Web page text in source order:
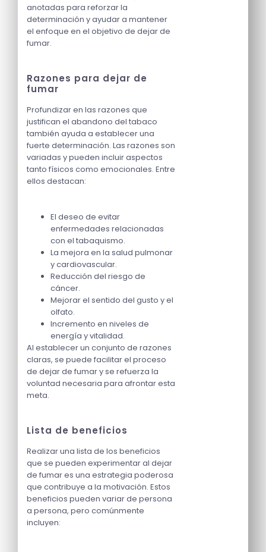
anotadas para reforzar la
determinación y ayudar a mantener
el enfoque en el objetivo de dejar de
fumar.
Razones para dejar de
fumar
Profundizar en las razones que
justifican el abandono del tabaco
también ayuda a establecer una
fuerte determinación. Las razones son
variadas y pueden incluir aspectos
tanto físicos como emocionales. Entre
ellos destacan:
El deseo de evitar
enfermedades relacionadas
con el tabaquismo.
La mejora en la salud pulmonar
y cardiovascular.
Reducción del riesgo de
cáncer.
Mejorar el sentido del gusto y el
olfato.
Incremento en niveles de
energía y vitalidad.
Al establecer un conjunto de razones
claras, se puede facilitar el proceso
de dejar de fumar y se refuerza la
voluntad necesaria para afrontar esta
meta.
Lista de beneficios
Realizar una lista de los beneficios
que se pueden experimentar al dejar
de fumar es una estrategia poderosa
que contribuye a la motivación. Estos
beneficios pueden variar de persona
a persona, pero comúnmente
incluyen: